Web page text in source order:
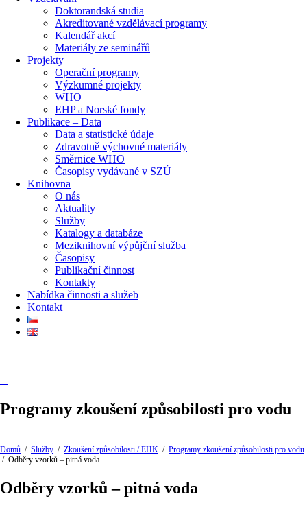
Doktorandská studia
Akreditované vzdělávací programy
Kalendář akcí
Materiály ze seminářů
Projekty
Operační programy
Výzkumné projekty
WHO
EHP a Norské fondy
Publikace – Data
Data a statistické údaje
Zdravotně výchovné materiály
Směrnice WHO
Časopisy vydávané v SZÚ
Knihovna
O nás
Aktuality
Služby
Katalogy a databáze
Meziknihovní výpůjční služba
Časopisy
Publikační činnost
Kontakty
Nabídka činnosti a služeb
Kontakt
Programy zkoušení způsobilosti pro vodu
Domů / Služby / Zkoušení způsobilosti / EHK / Programy zkoušení způsobilosti pro vodu
/ Odběry vzorků – pitná voda
Odběry vzorků – pitná voda